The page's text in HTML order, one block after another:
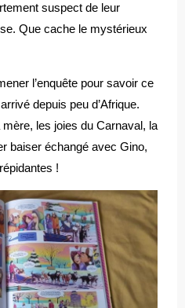
suspect de leur
Que cache le mystérieux
l’enquête pour savoir ce
depuis peu d’Afrique.
mère, les joies du Carnaval, la
baiser échangé avec Gino,
!